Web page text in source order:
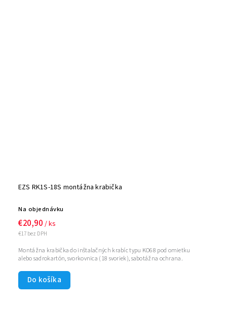
EZS RK1S-18S montážna krabička
Na objednávku
€17 bez DPH
€20,90 / ks
Do košíka
Montážna krabička do inštalačných krabíc typu KO68 pod omietku
alebo sadrokartón, svorkovnica (18 svoriek), sabotážna ochrana.